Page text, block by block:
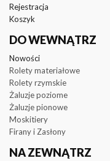
Rejestracja
Koszyk
DO WEWNĄTRZ
Nowości
Rolety materiałowe
Rolety rzymskie
Żaluzje poziome
Żaluzje pionowe
Moskitiery
Firany i Zasłony
NA ZEWNĄTRZ